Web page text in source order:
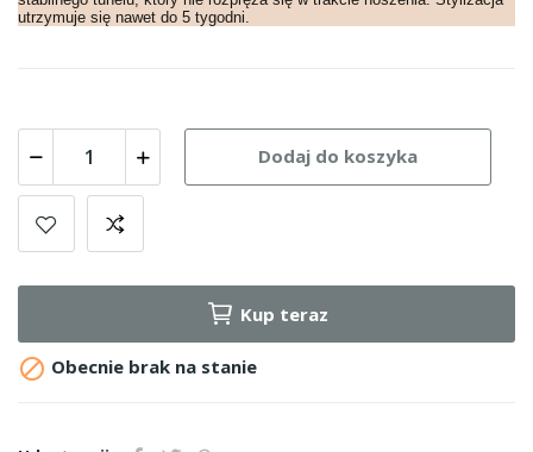
utrzymuje się nawet do 5 tygodni.
Dodaj do koszyka
Kup teraz
 Obecnie brak na stanie